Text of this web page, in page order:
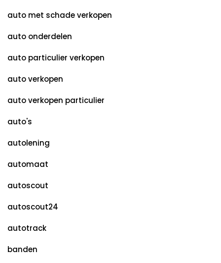
auto met schade verkopen
auto onderdelen
auto particulier verkopen
auto verkopen
auto verkopen particulier
auto's
autolening
automaat
autoscout
autoscout24
autotrack
banden